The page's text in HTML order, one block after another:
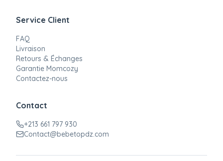
Service Client
FAQ
Livraison
Retours & Échanges
Garantie Momcozy
Contactez-nous
Contact
+213 661 797 930
Contact@bebetopdz.com